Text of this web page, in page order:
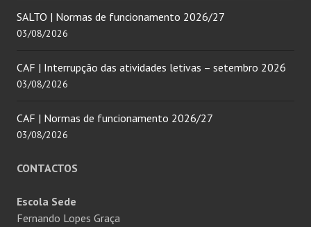
SALTO | Normas de funcionamento 2026/27
03/08/2026
CAF | Interrupção das atividades letivas – setembro 2026
03/08/2026
CAF | Normas de funcionamento 2026/27
03/08/2026
CONTACTOS
Escola Sede
Fernando Lopes Graça